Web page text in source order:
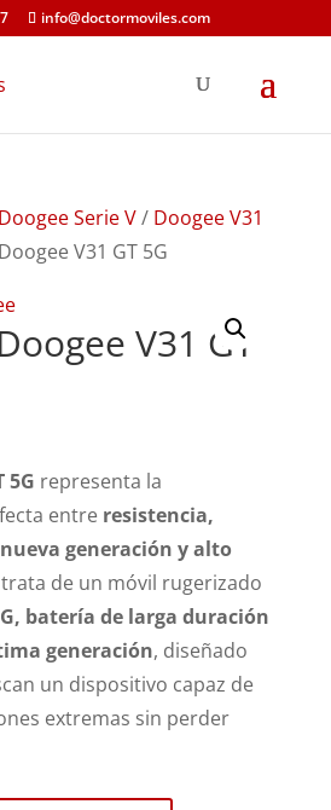
info@doctormoviles.com
Doogee Serie V/ Doogee V31
V31 GT 5G
V31 GT
5G representa la
entre resistencia,
generación y alto
trata de un móvil rugerizado
batería de larga duración
generación, diseñado
un dispositivo capaz de
extremas sin perder